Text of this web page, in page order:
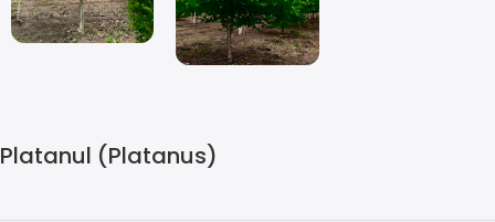
Platanul (Platanus)